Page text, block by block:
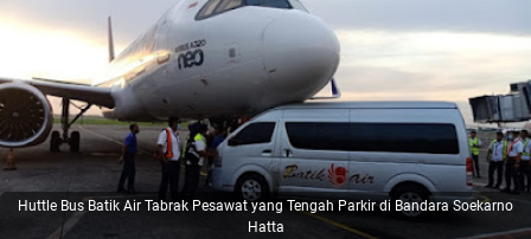
Huttle Bus Batik Air Tabrak Pesawat yang Tengah Parkir di Bandara Soekarno
Hatta